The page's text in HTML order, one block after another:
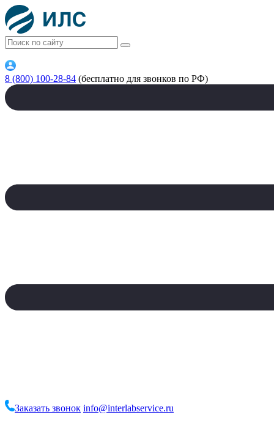
8 (800) 100-28-84 (бесплатно для звонков по РФ)
Заказать звонок info@interlabservice.ru